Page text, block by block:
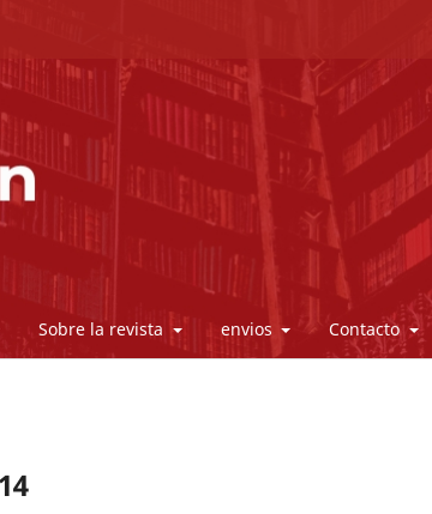
Sobre la revista envios Contacto